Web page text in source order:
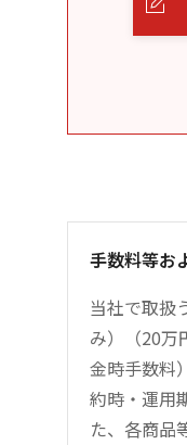
手数料等お
当社で取扱
み）（20万
金時手数料
約時・運用
た、各商品